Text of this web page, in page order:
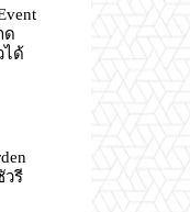
ด
ได้
วรี